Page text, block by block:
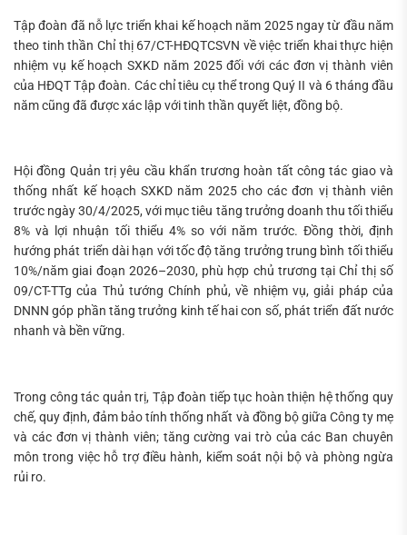
Tập đoàn đã nỗ lực triển khai kế hoạch năm 2025 ngay từ đầu năm
theo tinh thần Chỉ thị 67/CT-HĐQTCSVN về việc triển khai thực hiện
nhiệm vụ kế hoạch SXKD năm 2025 đối với các đơn vị thành viên
của HĐQT Tập đoàn. Các chỉ tiêu cụ thể trong Quý II và 6 tháng đầu
năm cũng đã được xác lập với tinh thần quyết liệt, đồng bộ.
Hội đồng Quản trị yêu cầu khẩn trương hoàn tất công tác giao và
thống nhất kế hoạch SXKD năm 2025 cho các đơn vị thành viên
trước ngày 30/4/2025, với mục tiêu tăng trưởng doanh thu tối thiểu
8% và lợi nhuận tối thiểu 4% so với năm trước. Đồng thời, định
hướng phát triển dài hạn với tốc độ tăng trưởng trung bình tối thiểu
10%/năm giai đoạn 2026–2030, phù hợp chủ trương tại Chỉ thị số
09/CT-TTg của Thủ tướng Chính phủ, về nhiệm vụ, giải pháp của
DNNN góp phần tăng trưởng kinh tế hai con số, phát triển đất nước
nhanh và bền vững.
Trong công tác quản trị, Tập đoàn tiếp tục hoàn thiện hệ thống quy
chế, quy định, đảm bảo tính thống nhất và đồng bộ giữa Công ty mẹ
và các đơn vị thành viên; tăng cường vai trò của các Ban chuyên
môn trong việc hỗ trợ điều hành, kiểm soát nội bộ và phòng ngừa
rủi ro.